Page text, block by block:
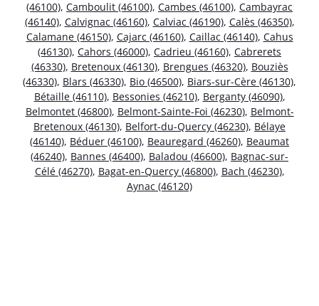
(46100), Camboulit (46100), Cambes (46100), Cambayrac
(46140), Calvignac (46160), Calviac (46190), Calès (46350),
Calamane (46150), Cajarc (46160), Caillac (46140), Cahus
(46130), Cahors (46000), Cadrieu (46160), Cabrerets
(46330), Bretenoux (46130), Brengues (46320), Bouziès
(46330), Blars (46330), Bio (46500), Biars-sur-Cère (46130),
Bétaille (46110), Bessonies (46210), Berganty (46090),
Belmontet (46800), Belmont-Sainte-Foi (46230), Belmont-
Bretenoux (46130), Belfort-du-Quercy (46230), Bélaye
(46140), Béduer (46100), Beauregard (46260), Beaumat
(46240), Bannes (46400), Baladou (46600), Bagnac-sur-
Célé (46270), Bagat-en-Quercy (46800), Bach (46230),
Aynac (46120)